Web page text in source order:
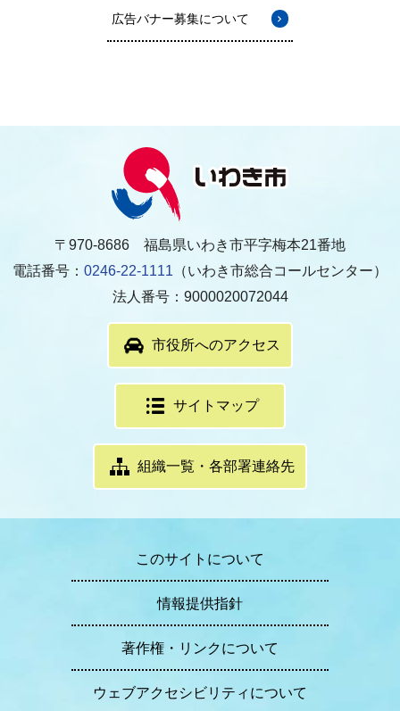
広告バナー募集について
〒970-8686 福島県いわき市平字梅本21番地
電話番号： 0246-22-1111 （いわき市総合コールセンター）
法人番号：9000020072044
市役所へのアクセス
サイトマップ
組織一覧・各部署連絡先
このサイトについて
情報提供指針
著作権・リンクについて
ウェブアクセシビリティについて